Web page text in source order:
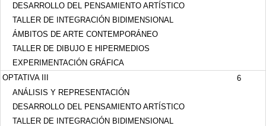
DESARROLLO DEL PENSAMIENTO ARTÍSTICO
TALLER DE INTEGRACIÓN BIDIMENSIONAL
ÁMBITOS DE ARTE CONTEMPORÁNEO
TALLER DE DIBUJO E HIPERMEDIOS
EXPERIMENTACIÓN GRÁFICA
OPTATIVA III
6
ANÁLISIS Y REPRESENTACIÓN
DESARROLLO DEL PENSAMIENTO ARTÍSTICO
TALLER DE INTEGRACIÓN BIDIMENSIONAL